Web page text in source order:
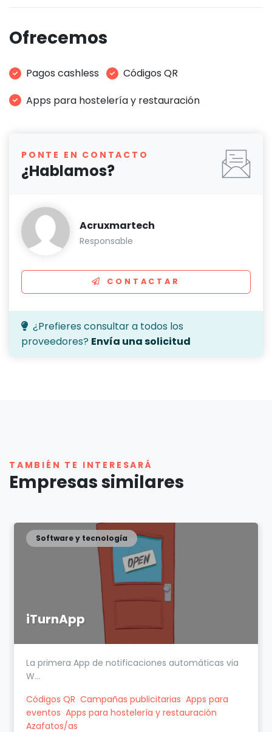
Ofrecemos
Pagos cashless
Códigos QR
Apps para hostelería y restauración
PONTE EN CONTACTO
¿Hablamos?
Acruxmartech
Responsable
CONTACTAR
¿Prefieres consultar a todos los
proveedores? Envía una solicitud
TAMBIÉN TE INTERESARÁ
Empresas similares
iTurnApp
Software y tecnología
La primera App de notificaciones automáticas via
W...
Códigos QR Campañas publicitarias Apps para
eventos Apps para hostelería y restauración
Azafatos/as